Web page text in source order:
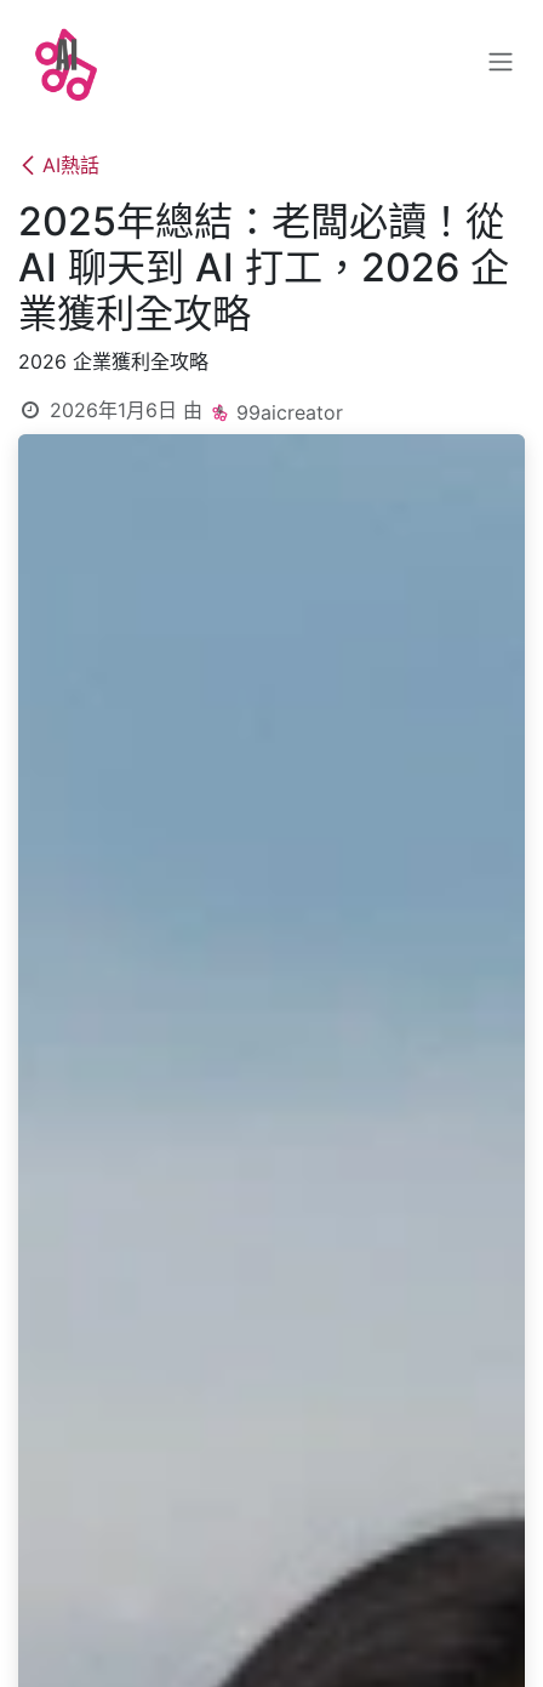
AI熱話
2025年總結：老闆必讀！從
AI 聊天到 AI 打工，2026 企
業獲利全攻略
2026 企業獲利全攻略
2026年1月6日 由 99aicreator